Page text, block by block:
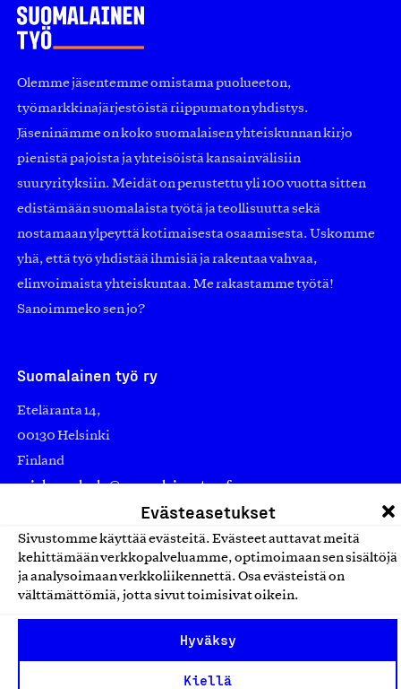
Evästeasetukset
Sivustomme käyttää evästeitä. Evästeet auttavat meitä
kehittämään verkkopalveluamme, optimoimaan sen sisältöjä
ja analysoimaan verkkoliikennettä. Osa evästeistä on
välttämättömiä, jotta sivut toimisivat oikein.
Hyväksy
Kiellä
Olemme jäsentemme omistama puolueeton,
työmarkkinajärjestöistä riippumaton yhdistys.
Jäseninämme on koko suomalaisen yhteiskunnan kirjo
pienistä pajoista ja yhteisöistä kansainvälisiin
suuryrityksiin. Meidät on perustettu yli 100 vuotta sitten
edistämään suomalaista työtä ja teollisuutta sekä
nostamaan ylpeyttä kotimaisesta osaamisesta. Uskomme
yhä, että työ yhdistää ihmisiä ja rakentaa vahvaa,
elinvoimaista yhteiskuntaa. Me rakastamme työtä!
Sanoimmeko sen jo?
Suomalainen työ ry
Eteläranta 14,
00130 Helsinki
Finland
asiakaspalvelu@suomalainentyo.fi
laskutus@suomalainentyo.fi